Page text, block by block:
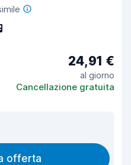
24,91 €
al giorno
Cancellazione gratuita
offerta